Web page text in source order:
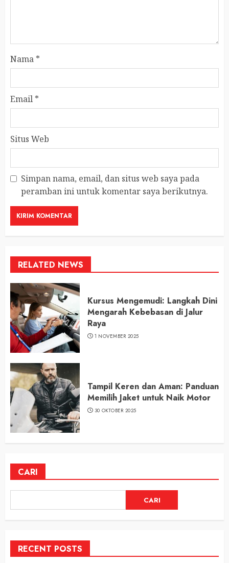
Nama *
Email *
Situs Web
Simpan nama, email, dan situs web saya pada
peramban ini untuk komentar saya berikutnya.
RELATED NEWS
Kursus Mengemudi: Langkah Dini
Mengarah Kebebasan di Jalur
Raya
1 NOVEMBER 2025
Tampil Keren dan Aman: Panduan
Memilih Jaket untuk Naik Motor
30 OKTOBER 2025
CARI
CARI
RECENT POSTS